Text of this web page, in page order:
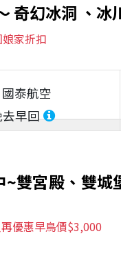
奇幻冰洞 、
家折扣
國泰航空
早回
雙宮殿、雙
優惠早鳥價$3,000